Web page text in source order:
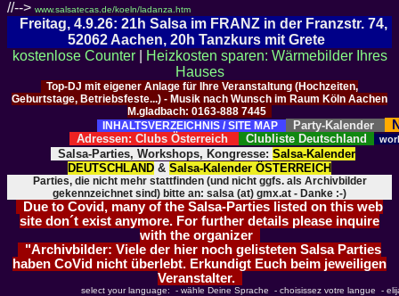
//--> www.salsatecas.de/koeln/ladanza.htm
Freitag, 4.9.26: 21h Salsa im FRANZ in der Franzstr. 74,
52062 Aachen, 20h Tanzkurs mit Grete
kostenlose Counter|
Heizkosten sparen: Wärmebilder Ihres
Hauses
Top-DJ mit eigener Anlage für Ihre Veranstaltung (Hochzeiten,
Geburtstage, Betriebsfeste...) - Musik nach Wunsch im Raum Köln Aachen
M.gladbach: 0163-888 7445
INHALTSVERZEICHNIS / SITE MAP
Party-Kalender
Adressen: Clubs Österreich Clubliste Deutschland
Salsa-Parties, Workshops, Kongresse: Salsa-Kalender
DEUTSCHLAND & Salsa-Kalender ÖSTERREICH
Parties, die nicht mehr stattfinden (und nicht ggfs. als Archivbilder
gekennzeichnet sind) bitte an: salsa (at) gmx.at - Danke :-)
Due to Covid, many of the Salsa-Parties listed on this web
site don´t exist anymore. For further details please inquire
with the organizer
"Archivbilder: Viele der hier noch gelisteten Salsa Parties
haben CoVid nicht überlebt. Erkundigt Euch beim jeweiligen
Veranstalter.
select your language: - wähle Deine Sprache - choisissez votre langue -